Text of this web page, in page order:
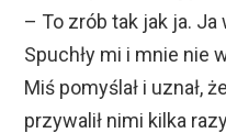
– To zrób tak jak ja.
Spuchły mi i mnie nie
Miś pomyślał i uznał,
przywalił nimi kilka